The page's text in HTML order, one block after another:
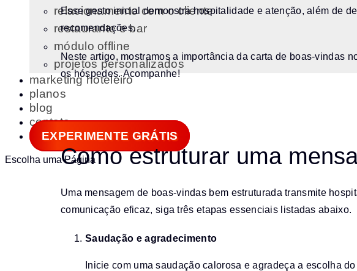
relacionamento com o cliente
restaurante e bar
módulo offline
projetos personalizados
marketing hoteleiro
planos
blog
contato
EXPERIMENTE GRÁTIS
Escolha uma Página
Esse gesto inicial demonstra hospitalidade e atenção, além de
recomendações.
Neste artigo, mostramos a importância da carta de boas-vindas
os hóspedes. Acompanhe!
Como estruturar uma
Uma mensagem de boas-vindas bem estruturada transmite
comunicação eficaz, siga três etapas essenciais listadas abaixo.
Saudação e agradecimento
Inicie com uma saudação calorosa e agradeça a escolha